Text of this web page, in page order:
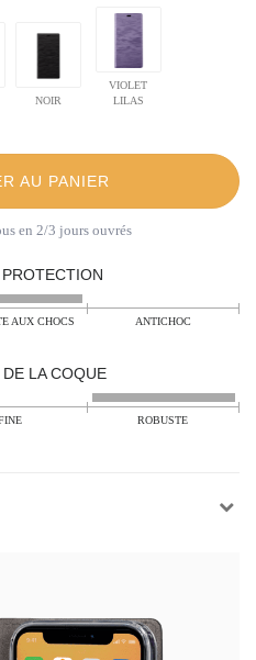
NOIR
VIOLET
LILAS
AU PANIER
en 2/3 jours ouvrés
AUX CHOCS ANTICHOC
LA COQUE
ROBUSTE